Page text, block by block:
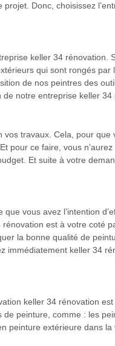
Donc, choisissez
keller 34 rénovation.
qui sont rongés par
de nos peintres des
notre entreprise keller 34
travaux. Cela, pour que
pour ce faire, vous n’aurez
Et suite à votre
vous avez l’intention
rénovation est à votre coté
la bonne qualité de
immédiatement keller 34
keller 34 rénovation
peinture, comme : les
peinture extérieure dans la